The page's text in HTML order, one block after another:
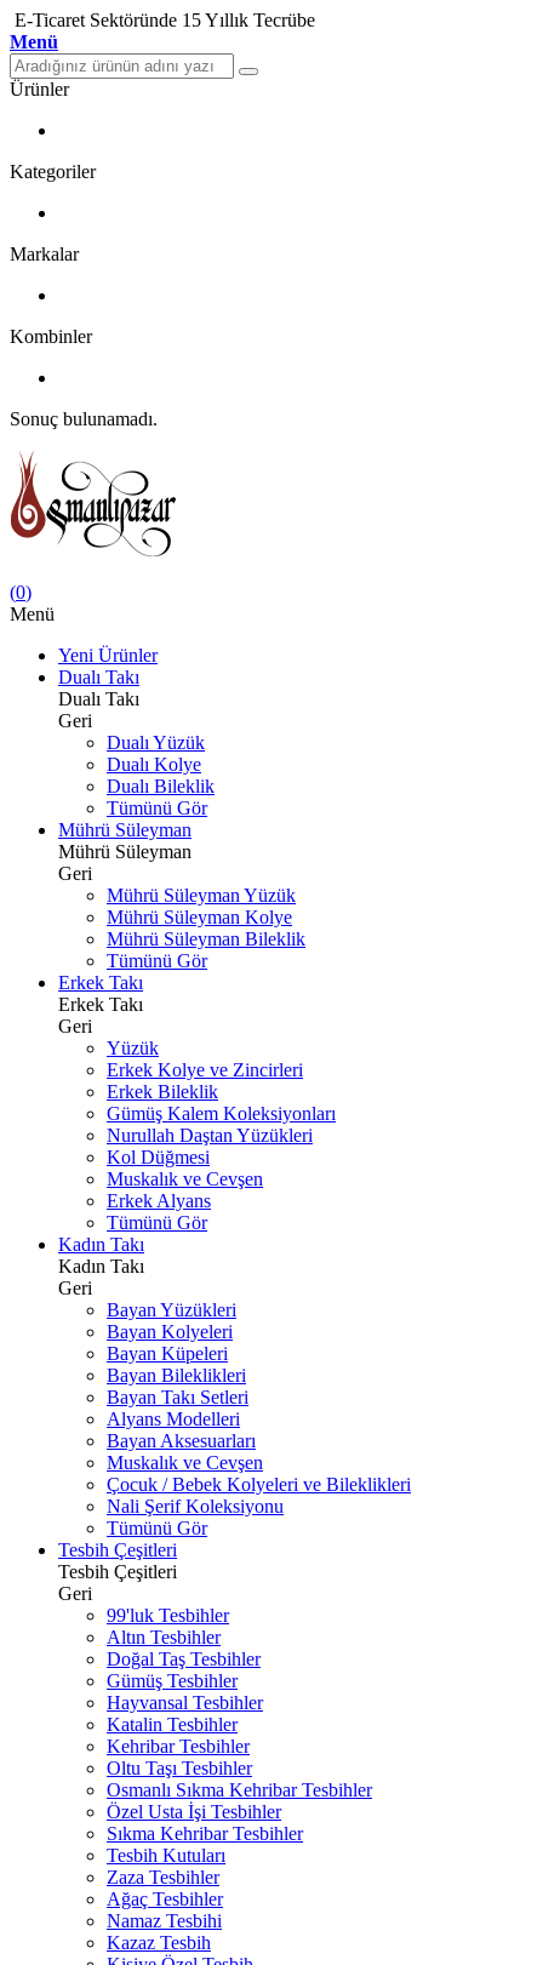
E-Ticaret Sektöründe 15 Yıllık Tecrübe
Menü
Ürünler
Kategoriler
Markalar
Kombinler
Sonuç bulunamadı.
(0)
Menü
Yeni Ürünler
Dualı Takı
Dualı Takı
Geri
Dualı Yüzük
Dualı Kolye
Dualı Bileklik
Tümünü Gör
Mührü Süleyman
Mührü Süleyman
Geri
Mührü Süleyman Yüzük
Mührü Süleyman Kolye
Mührü Süleyman Bileklik
Tümünü Gör
Erkek Takı
Erkek Takı
Geri
Yüzük
Erkek Kolye ve Zincirleri
Erkek Bileklik
Gümüş Kalem Koleksiyonları
Nurullah Daştan Yüzükleri
Kol Düğmesi
Muskalık ve Cevşen
Erkek Alyans
Tümünü Gör
Kadın Takı
Kadın Takı
Geri
Bayan Yüzükleri
Bayan Kolyeleri
Bayan Küpeleri
Bayan Bileklikleri
Bayan Takı Setleri
Alyans Modelleri
Bayan Aksesuarları
Muskalık ve Cevşen
Çocuk / Bebek Kolyeleri ve Bileklikleri
Nali Şerif Koleksiyonu
Tümünü Gör
Tesbih Çeşitleri
Tesbih Çeşitleri
Geri
99'luk Tesbihler
Altın Tesbihler
Doğal Taş Tesbihler
Gümüş Tesbihler
Hayvansal Tesbihler
Katalin Tesbihler
Kehribar Tesbihler
Oltu Taşı Tesbihler
Osmanlı Sıkma Kehribar Tesbihler
Özel Usta İşi Tesbihler
Sıkma Kehribar Tesbihler
Tesbih Kutuları
Zaza Tesbihler
Ağaç Tesbihler
Namaz Tesbihi
Kazaz Tesbih